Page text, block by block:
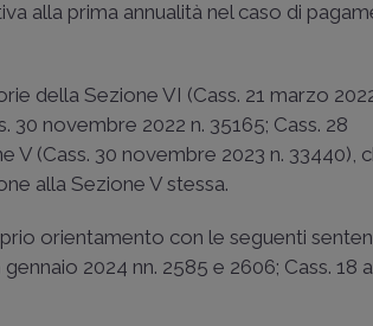
alla prima annualità nel caso di
della Sezione VI (Cass. 21 marzo
30 novembre 2022 n. 35165; Cass. 28
V (Cass. 30 novembre 2023 n. 33440),
alla Sezione V stessa.
orientamento con le seguenti
gennaio 2024 nn. 2585 e 2606; Cass. 18